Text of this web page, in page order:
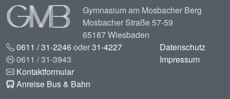
Image
Gymnasium am Mosbacher Berg
Mosbacher Straße 57-59
65187 Wiesbaden
0611 / 31-2246oder31-4227
0611 / 31-3943
Kontaktformular
Anreise Bus & Bahn
Datenschutz
Impressum